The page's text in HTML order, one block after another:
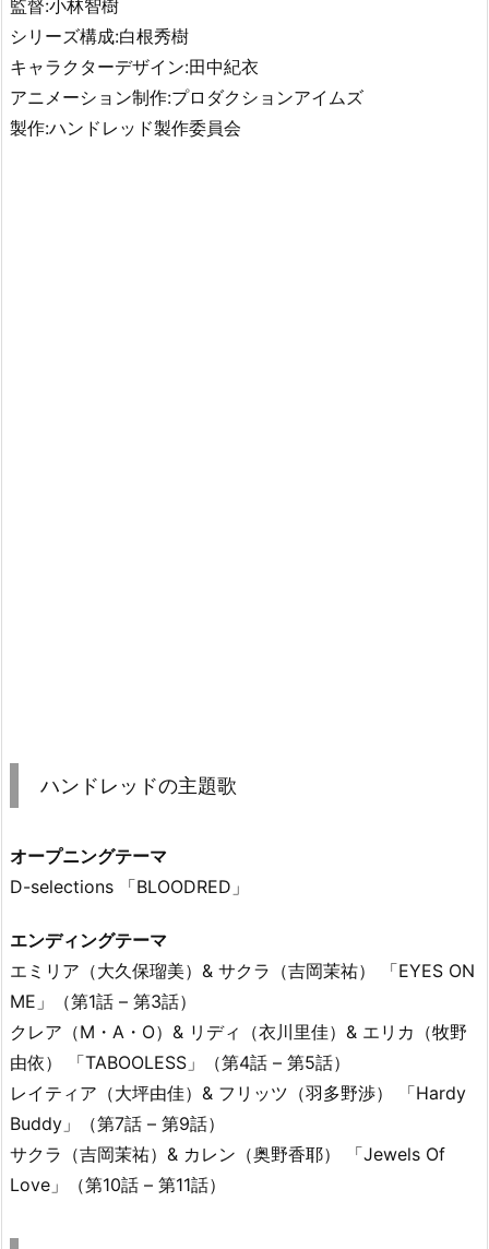
監督:小林智樹
シリーズ構成:白根秀樹
キャラクターデザイン:田中紀衣
アニメーション制作:プロダクションアイムズ
製作:ハンドレッド製作委員会
ハンドレッドの主題歌
オープニングテーマ
D-selections 「BLOODRED」
エンディングテーマ
エミリア（大久保瑠美）& サクラ（吉岡茉祐） 「EYES ON
ME」（第1話 – 第3話）
クレア（M・A・O）& リディ（衣川里佳）& エリカ（牧野
由依） 「TABOOLESS」（第4話 – 第5話）
レイティア（大坪由佳）& フリッツ（羽多野渉） 「Hardy
Buddy」（第7話 – 第9話）
サクラ（吉岡茉祐）& カレン（奥野香耶） 「Jewels Of
Love」（第10話 – 第11話）